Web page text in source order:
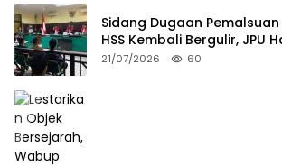
Sidang Dugaan
HSS Kembali Bergulir, JPU
Pelapor
21/07/2026 60